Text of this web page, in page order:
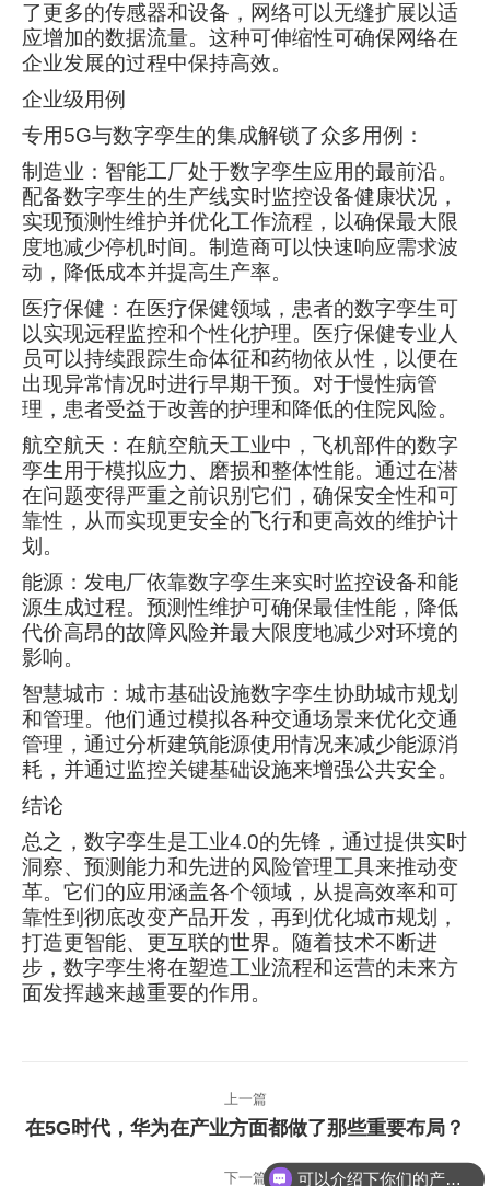
了更多的传感器和设备，网络可以无缝扩展以适
应增加的数据流量。这种可伸缩性可确保网络在
企业发展的过程中保持高效。
企业级用例
专用5G与数字孪生的集成解锁了众多用例：
制造业：智能工厂处于数字孪生应用的最前沿。
配备数字孪生的生产线实时监控设备健康状况，
实现预测性维护并优化工作流程，以确保最大限
度地减少停机时间。制造商可以快速响应需求波
动，降低成本并提高生产率。
医疗保健：在医疗保健领域，患者的数字孪生可
以实现远程监控和个性化护理。医疗保健专业人
员可以持续跟踪生命体征和药物依从性，以便在
出现异常情况时进行早期干预。对于慢性病管
理，患者受益于改善的护理和降低的住院风险。
航空航天：在航空航天工业中，飞机部件的数字
孪生用于模拟应力、磨损和整体性能。通过在潜
在问题变得严重之前识别它们，确保安全性和可
靠性，从而实现更安全的飞行和更高效的维护计
划。
能源：发电厂依靠数字孪生来实时监控设备和能
源生成过程。预测性维护可确保最佳性能，降低
代价高昂的故障风险并最大限度地减少对环境的
影响。
智慧城市：城市基础设施数字孪生协助城市规划
和管理。他们通过模拟各种交通场景来优化交通
管理，通过分析建筑能源使用情况来减少能源消
耗，并通过监控关键基础设施来增强公共安全。
结论
总之，数字孪生是工业4.0的先锋，通过提供实时
洞察、预测能力和先进的风险管理工具来推动变
革。它们的应用涵盖各个领域，从提高效率和可
靠性到彻底改变产品开发，再到优化城市规划，
打造更智能、更互联的世界。随着技术不断进
步，数字孪生将在塑造工业流程和运营的未来方
面发挥越来越重要的作用。
章
上一篇
上
篇
在5G时代，华为在产业方面都做了那些重要布局？
下一篇 可以介绍下你们的产品么